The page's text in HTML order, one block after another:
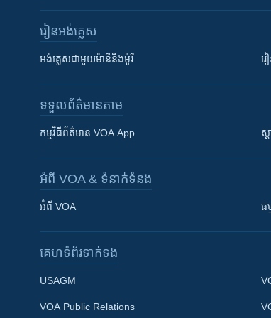
រៀន​​អង់គ្លេស
អង់គ្លេស​ជាមួយ​ម៉ានី​និង​ម៉ូរី រ
ទទួល​ព័ត៌មាន​តាម
កម្មវិធី​ព័ត៌មាន VOA App ស្
អំពី​ VOA & ទំនាក់ទំនង
អំពី​ VOA ធ
គេហទំព័រ​​ទាក់ទង
USAGM
VOA Public Relations